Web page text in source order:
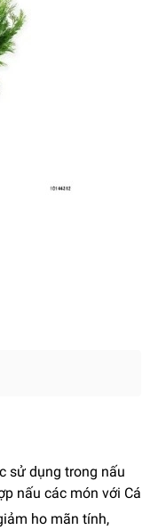
sử dụng trong nấu
nấu các món với Cá
ho mãn tính,